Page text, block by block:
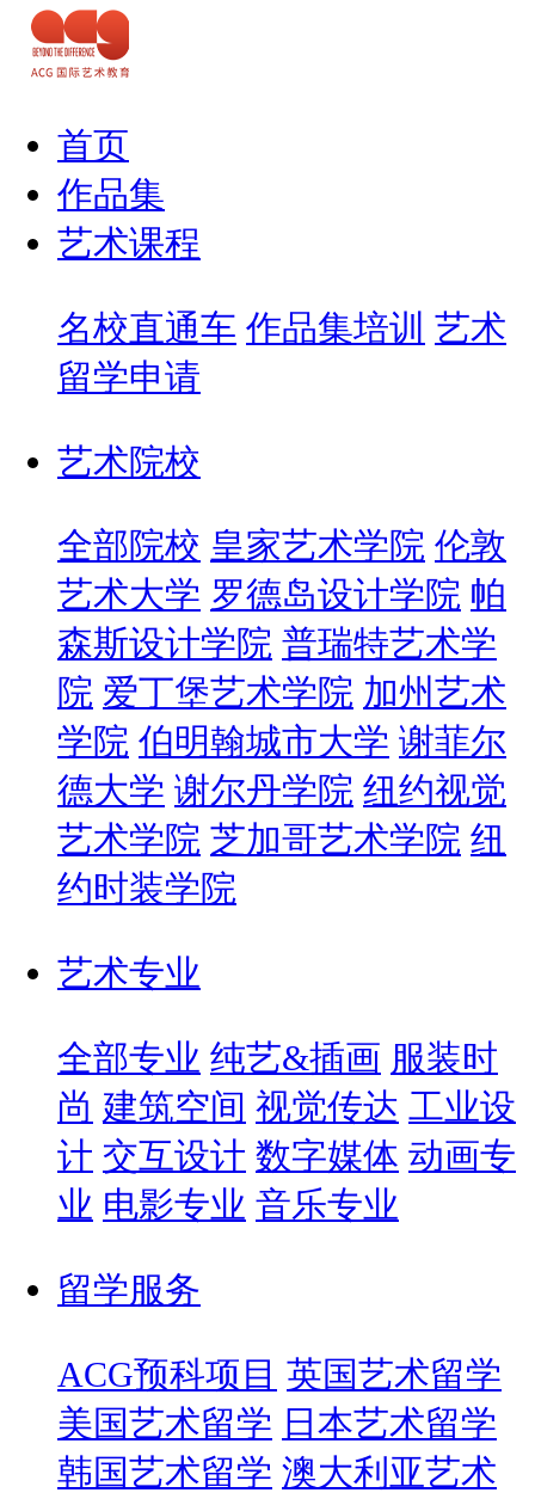
首页
作品集
艺术课程
名校直通车 作品集培训 艺术
留学申请
艺术院校
全部院校 皇家艺术学院 伦敦
艺术大学 罗德岛设计学院 帕
森斯设计学院 普瑞特艺术学
院 爱丁堡艺术学院 加州艺术
学院 伯明翰城市大学 谢菲尔
德大学 谢尔丹学院 纽约视觉
艺术学院 芝加哥艺术学院 纽
约时装学院
艺术专业
全部专业 纯艺&插画 服装时
尚 建筑空间 视觉传达 工业设
计 交互设计 数字媒体 动画专
业 电影专业 音乐专业
留学服务
ACG预科项目 英国艺术留学
美国艺术留学 日本艺术留学
韩国艺术留学 澳大利亚艺术